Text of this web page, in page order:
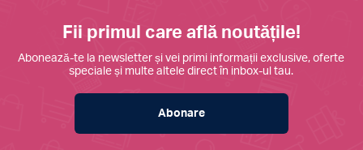
Fii primul care află noutățile!
Abonează-te la newsletter și vei primi informații exclusive, oferte
speciale și multe altele direct în inbox-ul tau.
Abonare